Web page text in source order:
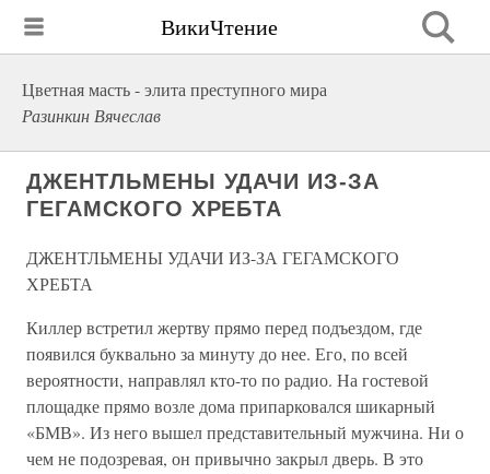
ВикиЧтение
Цветная масть - элита преступного мира
Разинкин Вячеслав
ДЖЕНТЛЬМЕНЫ УДАЧИ ИЗ-ЗА
ГЕГАМСКОГО ХРЕБТА
ДЖЕНТЛЬМЕНЫ УДАЧИ ИЗ-ЗА ГЕГАМСКОГО
ХРЕБТА
Киллер встретил жертву прямо перед подъездом, где
появился буквально за минуту до нее. Его, по всей
вероятности, направлял кто-то по радио. На гостевой
площадке прямо возле дома припарковался шикарный
«БМВ». Из него вышел представительный мужчина. Ни о
чем не подозревая, он привычно закрыл дверь. В это